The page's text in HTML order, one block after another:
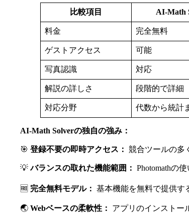
比較項目 AI-Math
料金 完全無料
ゲストアクセス 可能
写真認識 対応
解説の詳しさ 段階的で詳細
対応分野 代数から統計
AI-Math Solverの独自の強み：
🎯 登録不要の即時アクセス： 競合ツールの多
💡バランスの取れた機能範囲： Photomathの
🆓 完全無料モデル： 基本機能を無料で提供す
🌏 Webベースの柔軟性： アプリのインストー